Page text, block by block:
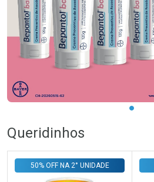
Queridinhos
50% OFF NA 2° UNIDADE